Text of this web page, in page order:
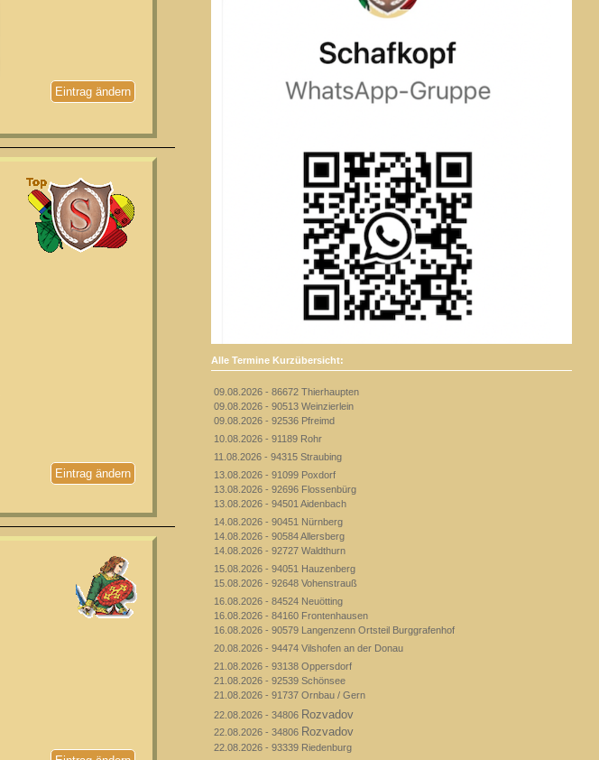
Eintrag ändern
Eintrag ändern
Alle Termine Kurzübersicht:
09.08.2026 - 86672 Thierhaupten
09.08.2026 - 90513 Weinzierlein
09.08.2026 - 92536 Pfreimd
10.08.2026 - 91189 Rohr
11.08.2026 - 94315 Straubing
13.08.2026 - 91099 Poxdorf
13.08.2026 - 92696 Flossenbürg
13.08.2026 - 94501 Aidenbach
14.08.2026 - 90451 Nürnberg
14.08.2026 - 90584 Allersberg
14.08.2026 - 92727 Waldthurn
15.08.2026 - 94051 Hauzenberg
15.08.2026 - 92648 Vohenstrauß
16.08.2026 - 84524 Neuötting
16.08.2026 - 84160 Frontenhausen
16.08.2026 - 90579 Langenzenn Ortsteil Burggrafenhof
20.08.2026 - 94474 Vilshofen an der Donau
21.08.2026 - 93138 Oppersdorf
21.08.2026 - 92539 Schönsee
21.08.2026 - 91737 Ornbau / Gern
22.08.2026 - 34806 Rozvadov
22.08.2026 - 34806 Rozvadov
22.08.2026 - 93339 Riedenburg